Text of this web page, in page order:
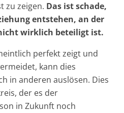
zu zeigen. Das ist schade,
entstehen, an der
wirklich beteiligt ist.
perfekt zeigt und
kann dies
in anderen auslösen. Dies
der es der
in Zukunft noch